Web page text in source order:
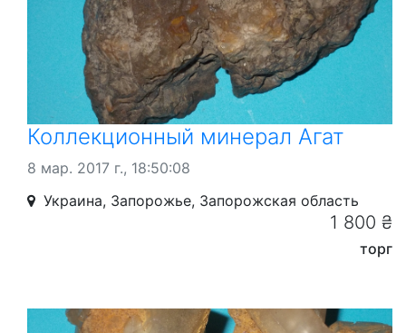
Коллекционный минерал Агат
8 мар. 2017 г., 18:50:08
Украина, Запорожье, Запорожская область
1 800 ₴
торг